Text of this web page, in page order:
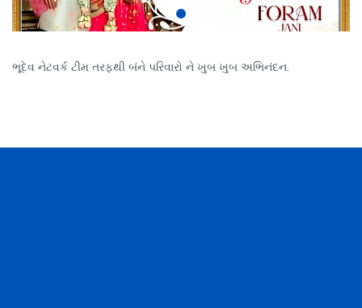
ભૂદેવ નેટવર્ક ટીમ તરફથી બંને પરિવારો ને ખુબ ખુબ અભિનંદન.